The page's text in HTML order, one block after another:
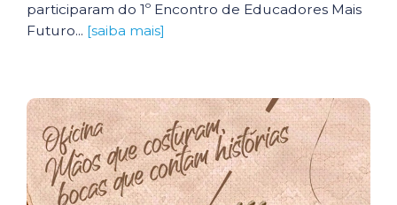
participaram do 1º Encontro de Educadores Mais
Futuro... [saiba mais]